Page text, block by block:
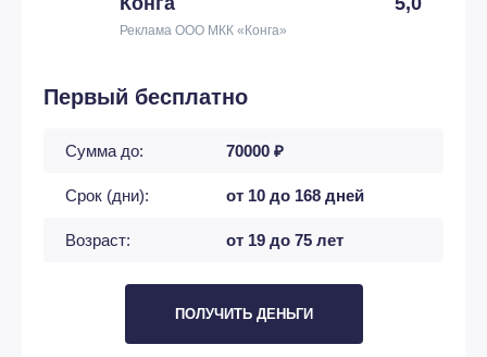
Реклама ООО МКК «Конга»
Первый бесплатно
Сумма до: 70000 ₽
Срок (дни): от 10 до 168 дней
Возраст: от 19 до 75 лет
ПОЛУЧИТЬ ДЕНЬГИ